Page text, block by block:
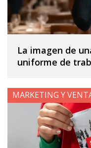
La imagen de
uniforme de
MARKETING Y